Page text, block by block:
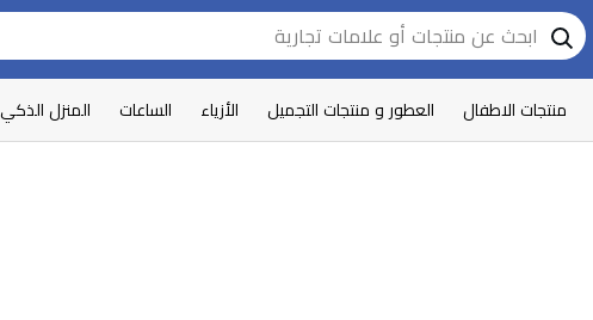
منتجات الاطفال العطور و منتجات التجميل الأزياء الساعات المنزل الذكي